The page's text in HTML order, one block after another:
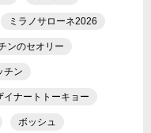
ミラノサローネ2026
ンのセオリー
チン
イナートトーキョー
ボッシュ